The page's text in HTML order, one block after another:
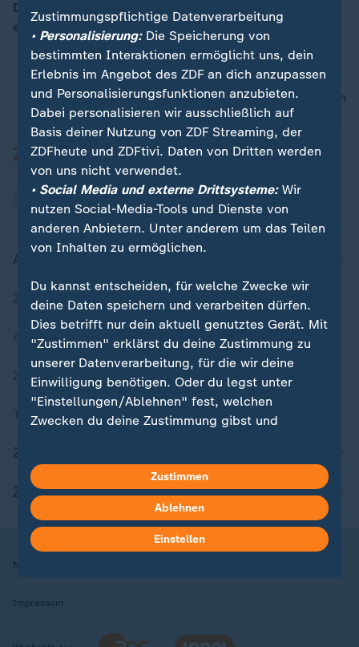
Die Crucis-Kirche ist eine davon und wird sogar über
ein Portal zum Kauf angeboten.
nach oben
Zuletzt veröffentlicht
Aktuelle Sendungs-Videos
ZDFheute Stories
Themen im Überblick
ZDFheute Apps
Nutzungsbedingungen
Impressum
Zustimmungspflichtige Datenverarbeitung
• Personalisierung:Die Speicherung von
bestimmten Interaktionen ermöglicht uns, dein
Erlebnis im Angebot des ZDF an dich anzupassen
und Personalisierungsfunktionen anzubieten.
Dabei personalisieren wir ausschließlich auf
Basis deiner Nutzung von ZDF Streaming, der
ZDFheute und ZDFtivi. Daten von Dritten werden
von uns nicht verwendet.
• Social Media und externe Drittsysteme:Wir
nutzen Social-Media-Tools und Dienste von
anderen Anbietern. Unter anderem um das Teilen
von Inhalten zu ermöglichen.
Du kannst entscheiden, für welche Zwecke wir
deine Daten speichern und verarbeiten dürfen.
Dies betrifft nur dein aktuell genutztes Gerät. Mit
"Zustimmen" erklärst du deine Zustimmung zu
unserer Datenverarbeitung, für die wir deine
Einwilligung benötigen. Oder du legst unter
"Einstellungen/Ablehnen" fest, welchen
Zwecken du deine Zustimmung gibst und
in deinen Einstellungen widerrufen oder ändern.
Hier findest du das Impressum.
Weitere Informationen findest du in unserer
Datenschutzerklärung.
Zustimmen
Ablehnen
Einstellen